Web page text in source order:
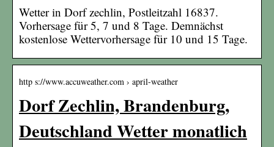
Wetter in Dorf zechlin, Postleitzahl 16837.
Vorhersage für 5, 7 und 8 Tage. Demnächst
kostenlose Wettervorhersage für 10 und 15 Tage.
http s://www.accuweather.com › april-weather
Dorf Zechlin, Brandenburg,
Deutschland Wetter monatlich